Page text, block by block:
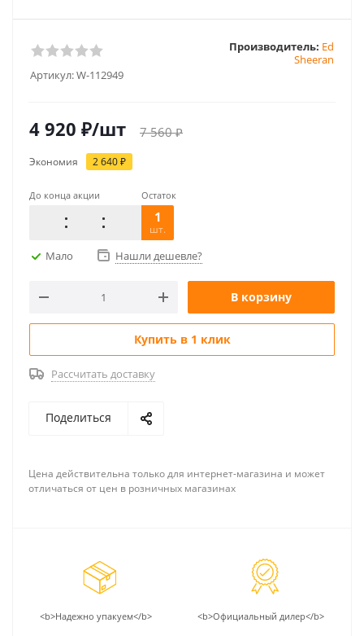
Артикул:W-112949
Производитель: Ed
Sheeran
4 920 ₽/шт 7 560₽
Экономия 2 640₽
До конца акции Остаток
1
шт.
Мало Нашли дешевле?
В корзину
Купить в 1 клик
Рассчитать доставку
Поделиться
Цена действительна только для интернет-магазина и может
отличаться от цен в розничных магазинах
<b>Надежно упакуем</b> <b>Официальный дилер</b>